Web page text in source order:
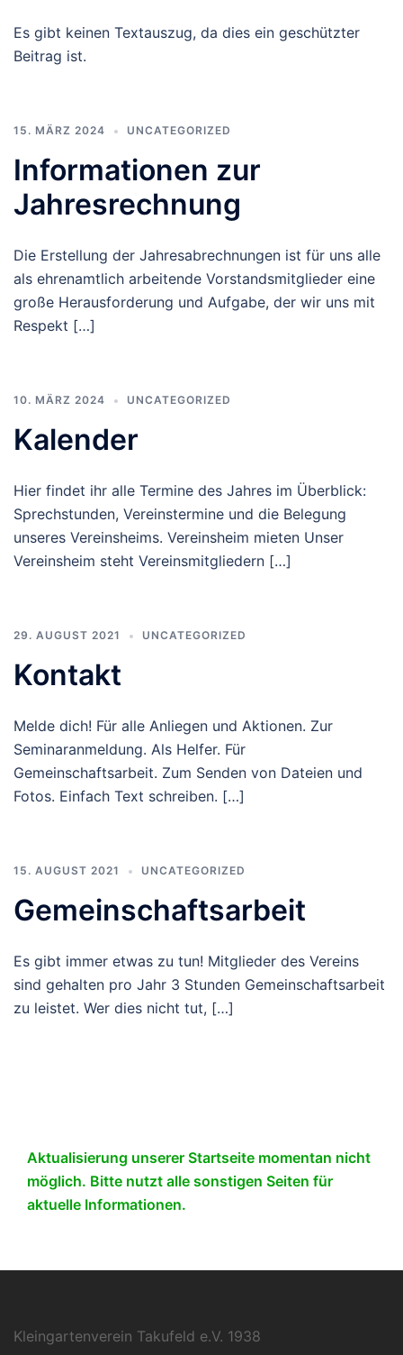
Es gibt keinen Textauszug, da dies ein geschützter
Beitrag ist.
15. MÄRZ 2024 UNCATEGORIZED
Informationen zur
Jahresrechnung
Die Erstellung der Jahresabrechnungen ist für uns alle
als ehrenamtlich arbeitende Vorstandsmitglieder eine
große Herausforderung und Aufgabe, der wir uns mit
Respekt […]
10. MÄRZ 2024 UNCATEGORIZED
Kalender
Hier findet ihr alle Termine des Jahres im Überblick:
Sprechstunden, Vereinstermine und die Belegung
unseres Vereinsheims. Vereinsheim mieten Unser
Vereinsheim steht Vereinsmitgliedern […]
29. AUGUST 2021 UNCATEGORIZED
Kontakt
Melde dich! Für alle Anliegen und Aktionen. Zur
Seminaranmeldung. Als Helfer. Für
Gemeinschaftsarbeit. Zum Senden von Dateien und
Fotos. Einfach Text schreiben. […]
15. AUGUST 2021 UNCATEGORIZED
Gemeinschaftsarbeit
Es gibt immer etwas zu tun! Mitglieder des Vereins
sind gehalten pro Jahr 3 Stunden Gemeinschaftsarbeit
zu leistet. Wer dies nicht tut, […]
Aktualisierung unserer Startseite momentan nicht
möglich. Bitte nutzt alle sonstigen Seiten für
aktuelle Informationen.
Kleingartenverein Takufeld e.V. 1938